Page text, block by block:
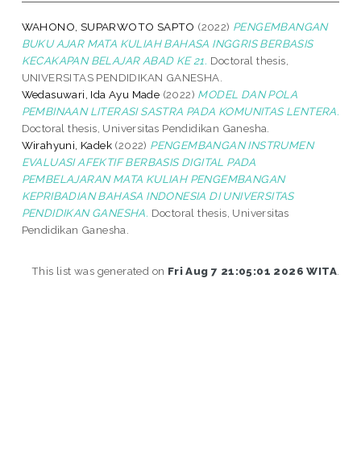
WAHONO, SUPARWOTO SAPTO (2022) PENGEMBANGAN
BUKU AJAR MATA KULIAH BAHASA INGGRIS BERBASIS
KECAKAPAN BELAJAR ABAD KE 21. Doctoral thesis,
UNIVERSITAS PENDIDIKAN GANESHA.
Wedasuwari, Ida Ayu Made (2022) MODEL DAN POLA
PEMBINAAN LITERASI SASTRA PADA KOMUNITAS LENTERA.
Doctoral thesis, Universitas Pendidikan Ganesha.
Wirahyuni, Kadek (2022) PENGEMBANGAN INSTRUMEN
EVALUASI AFEKTIF BERBASIS DIGITAL PADA
PEMBELAJARAN MATA KULIAH PENGEMBANGAN
KEPRIBADIAN BAHASA INDONESIA DI UNIVERSITAS
PENDIDIKAN GANESHA. Doctoral thesis, Universitas
Pendidikan Ganesha.
This list was generated on Fri Aug 7 21:05:01 2026 WITA.